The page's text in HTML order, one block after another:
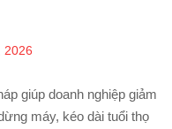
2026
giúp doanh nghiệp giảm
máy, kéo dài tuổi thọ